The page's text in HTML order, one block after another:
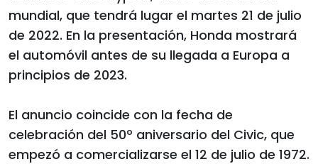
mundial, que tendrá lugar el martes 21 de julio
de 2022. En la presentación, Honda mostrará
el automóvil antes de su llegada a Europa a
principios de 2023.
El anuncio coincide con la fecha de
celebración del 50º aniversario del Civic, que
empezó a comercializarse el 12 de julio de 1972.